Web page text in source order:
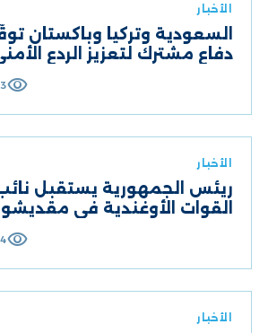
الأخبار
السعودية وتركيا وباكستان
دفاع مشترك لتعزيز الردع
visibility
الأخبار
ريئس الجمهورية يستقبل
القوات الأوغندية في مقديشو
visibility
الأخبار